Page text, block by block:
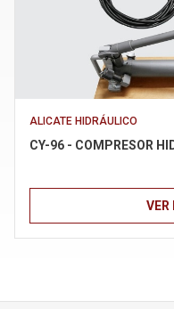
Política de privacidad
Términos de uso
ALICATE HIDRÁULICO
CY-96 - COMPRESOR
VER